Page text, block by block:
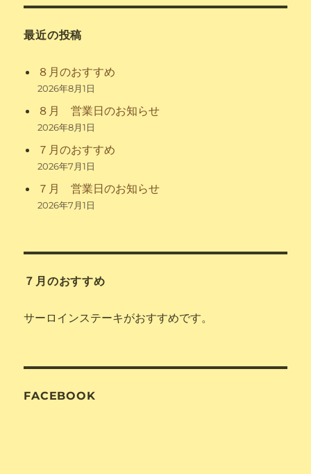
最近の投稿
８月のおすすめ
2026年8月1日
８月 営業日のお知らせ
2026年8月1日
７月のおすすめ
2026年7月1日
７月 営業日のお知らせ
2026年7月1日
７月のおすすめ
サーロインステーキがおすすめです。
FACEBOOK